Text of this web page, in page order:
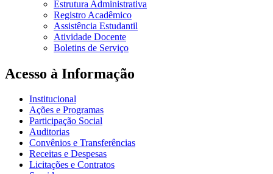
Estrutura Administrativa
Registro Acadêmico
Assistência Estudantil
Atividade Docente
Boletins de Serviço
Acesso à Informação
Institucional
Ações e Programas
Participação Social
Auditorias
Convênios e Transferências
Receitas e Despesas
Licitações e Contratos